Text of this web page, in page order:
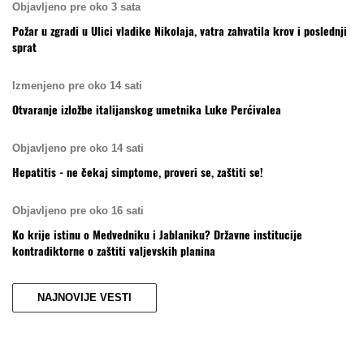
Objavljeno pre oko 3 sata
Požar u zgradi u Ulici vladike Nikolaja, vatra zahvatila krov i poslednji
sprat
Izmenjeno pre oko 14 sati
Otvaranje izložbe italijanskog umetnika Luke Perćivalea
Objavljeno pre oko 14 sati
Hepatitis - ne čekaj simptome, proveri se, zaštiti se!
Objavljeno pre oko 16 sati
Ko krije istinu o Medvedniku i Jablaniku? Državne institucije
kontradiktorne o zaštiti valjevskih planina
NAJNOVIJE VESTI